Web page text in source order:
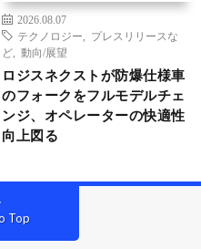
2026.08.07
テクノロジー
プレスリリースな
ど
動向/展望
ロジスネクストが防爆仕様車
のフォークをフルモデルチェ
ンジ、オペレーターの快適性
向上図る
Top